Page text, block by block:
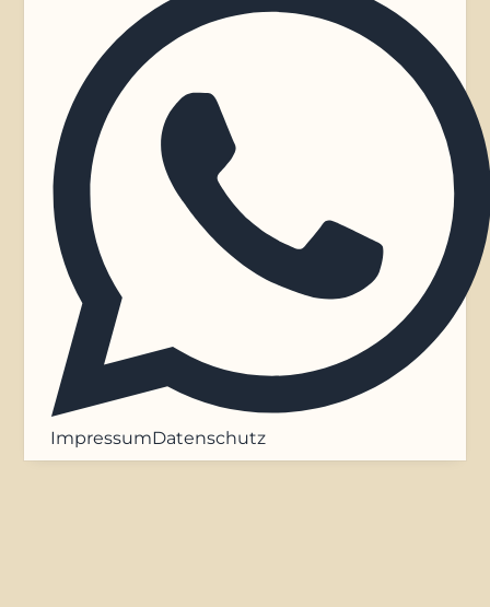
ImpressumDatenschutz